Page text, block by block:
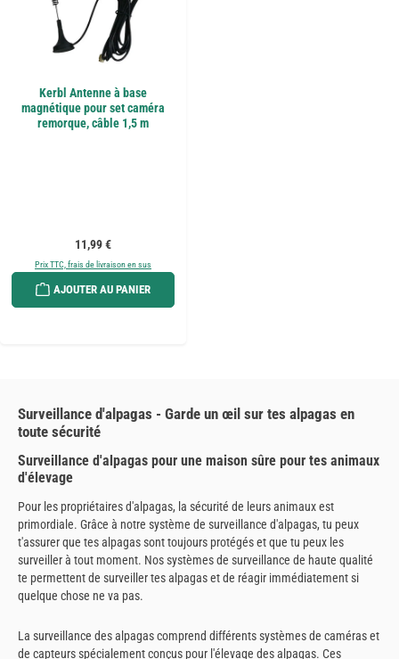
Kerbl Antenne à base
magnétique pour set caméra
remorque, câble 1,5 m
Prix régulier :
11,99 €
Prix TTC, frais de livraison en sus
AJOUTER AU PANIER
Surveillance d'alpagas - Garde un œil sur tes alpagas en
toute sécurité
Surveillance d'alpagas pour une maison sûre pour tes animaux
d'élevage
Pour les propriétaires d'alpagas, la sécurité de leurs animaux est
primordiale. Grâce à notre système de surveillance d'alpagas, tu peux
t'assurer que tes alpagas sont toujours protégés et que tu peux les
surveiller à tout moment. Nos systèmes de surveillance de haute qualité
te permettent de surveiller tes alpagas et de réagir immédiatement si
quelque chose ne va pas.
La surveillance des alpagas comprend différents systèmes de caméras et
de capteurs spécialement conçus pour l'élevage des alpagas. Ces